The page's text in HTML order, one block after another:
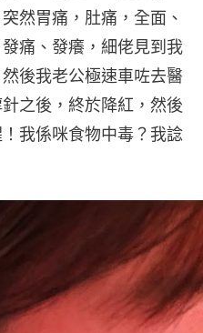
然胃痛，肚痛，全面、
痛、發癢，細佬見到我
後我老公極速車咗去醫
之後，終於降紅，然後
我係咪食物中毒？我諗